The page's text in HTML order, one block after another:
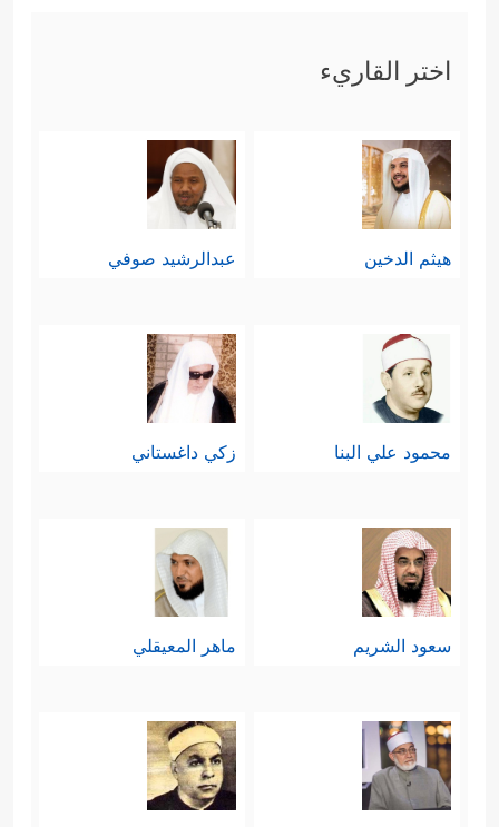
اختر القاريء
هيثم الدخين عبدالرشيد صوفي
محمود علي البنا زكي داغستاني
سعود الشريم ماهر المعيقلي